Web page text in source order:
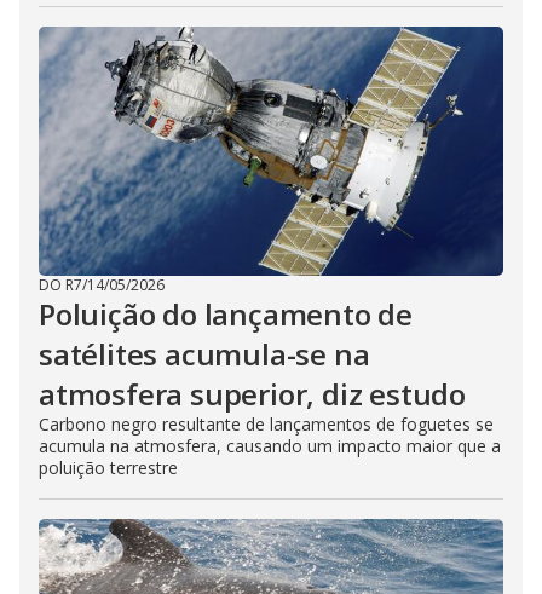
DO R7/14/05/2026
Poluição do lançamento de
satélites acumula-se na
atmosfera superior, diz estudo
Carbono negro resultante de lançamentos de foguetes se
acumula na atmosfera, causando um impacto maior que a
poluição terrestre